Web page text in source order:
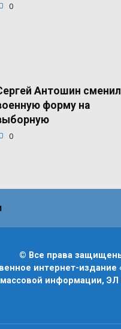
0
Антошин сменил
форму на
0
© Все права
интернет-издание
информации,